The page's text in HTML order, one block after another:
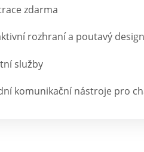
zdarma
rozhraní a poutavý design
služby
komunikační nástroje pro